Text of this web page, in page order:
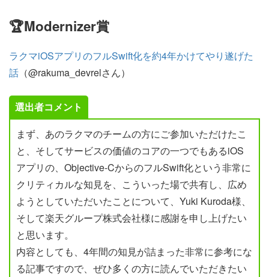
🏆Modernizer賞
ラクマiOSアプリのフルSwift化を約4年かけてやり遂げた
話 （@rakuma_devrelさん）
選出者コメント
まず、あのラクマのチームの方にご参加いただけたこ
と、そしてサービスの価値のコアの一つでもあるiOS
アプリの、Objective-CからのフルSwift化という非常に
クリティカルな知見を、こういった場で共有し、広め
ようとしていただいたことについて、Yuki Kuroda様、
そして楽天グループ株式会社様に感謝を申し上げたい
と思います。
内容としても、4年間の知見が詰まった非常に参考にな
る記事ですので、ぜひ多くの方に読んでいただきたい